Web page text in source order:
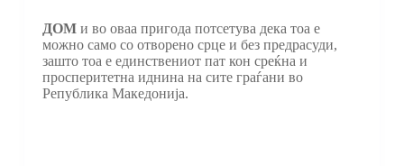
ДОМи во оваа пригода потсетува дека тоа е
можно само со отворено срце и без предрасуди,
зашто тоа е единствениот пат кон среќна и
просперитетна иднина на сите граѓани во
Република Македонија.